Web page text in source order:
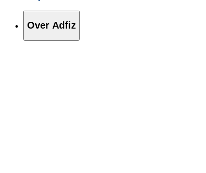
Over Adfiz